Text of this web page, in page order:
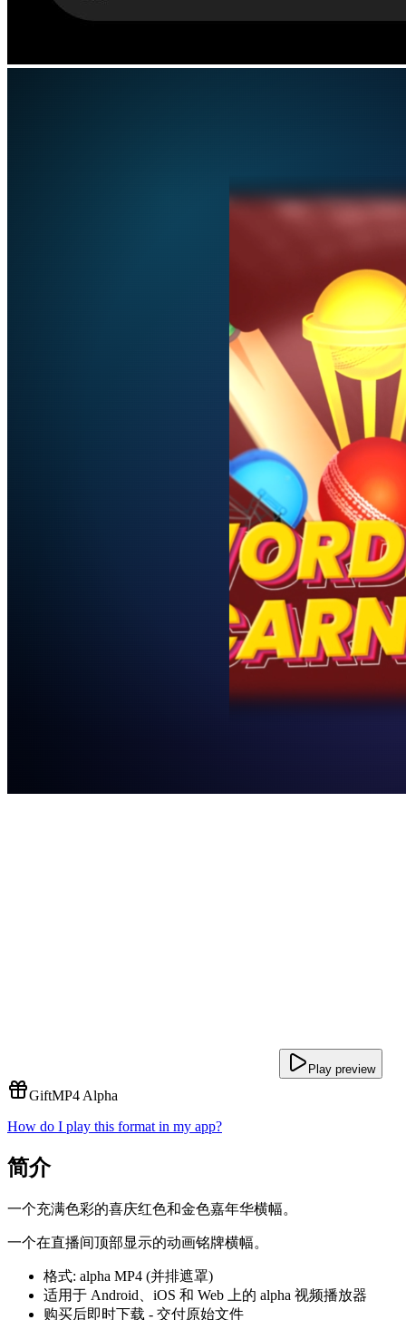
Play preview
GiftMP4 Alpha
How do I play this format in my app?
简介
一个充满色彩的喜庆红色和金色嘉年华横幅。
一个在直播间顶部显示的动画铭牌横幅。
格式: alpha MP4 (并排遮罩)
适用于 Android、iOS 和 Web 上的 alpha 视频播放器
购买后即时下载 - 交付原始文件